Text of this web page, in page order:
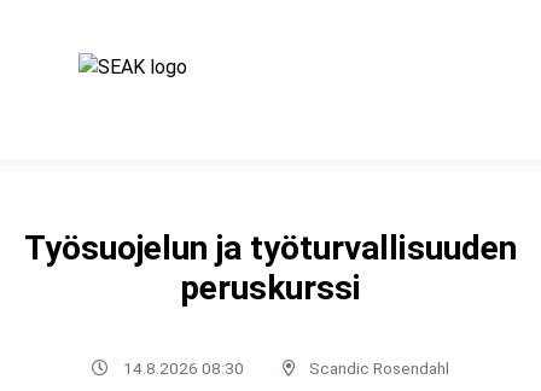
Työsuojelun ja työturvallisuuden
peruskurssi
14.8.2026 08:30 Scandic Rosendahl